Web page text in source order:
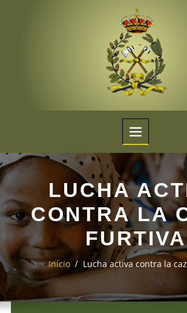
LUCHA
CONTRA LA
FURTIVA
Lucha activa contra la